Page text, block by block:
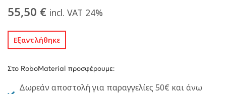
55,50 € incl. VAT 24%
Εξαντλήθηκε
Στο RoboMaterial προσφέρουμε:
Δωρεάν αποστολή για παραγγελίες 50€ και άνω